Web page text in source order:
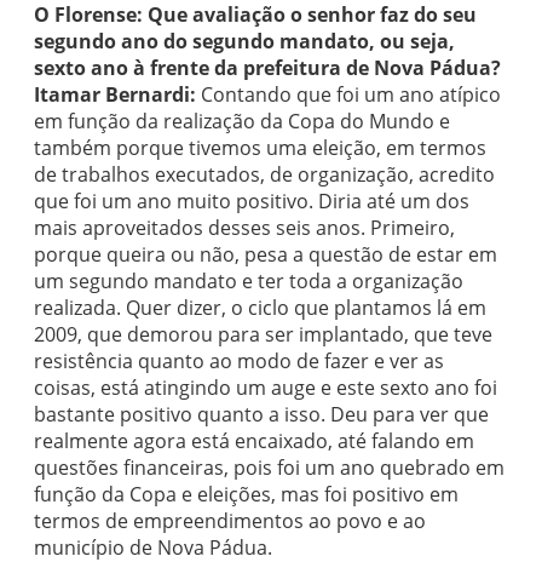
O Florense: Que avaliação o senhor faz do seu
segundo ano do segundo mandato, ou seja,
sexto ano à frente da prefeitura de Nova Pádua?
Itamar Bernardi: Contando que foi um ano atípico
em função da realização da Copa do Mundo e
também porque tivemos uma eleição, em termos
de trabalhos executados, de organização, acredito
que foi um ano muito positivo. Diria até um dos
mais aproveitados desses seis anos. Primeiro,
porque queira ou não, pesa a questão de estar em
um segundo mandato e ter toda a organização
realizada. Quer dizer, o ciclo que plantamos lá em
2009, que demorou para ser implantado, que teve
resistência quanto ao modo de fazer e ver as
coisas, está atingindo um auge e este sexto ano foi
bastante positivo quanto a isso. Deu para ver que
realmente agora está encaixado, até falando em
questões financeiras, pois foi um ano quebrado em
função da Copa e eleições, mas foi positivo em
termos de empreendimentos ao povo e ao
município de Nova Pádua.